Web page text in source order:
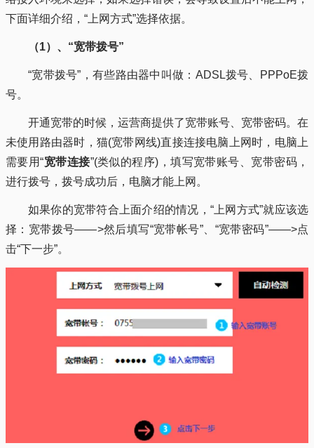
下面详细介绍，“上网方式”选择依据。
（1）、“宽带拨号”
“宽带拨号”，有些路由器中叫做：ADSL拨号、PPPoE拨
号。
开通宽带的时候，运营商提供了宽带账号、宽带密码。在
未使用路由器时，猫(宽带网线)直接连接电脑上网时，电脑上
需要用“宽带连接”(类似的程序)，填写宽带账号、宽带密码，
进行拨号，拨号成功后，电脑才能上网。
如果你的宽带符合上面介绍的情况，“上网方式”就应该选
择：宽带拨号——>然后填写“宽带帐号”、“宽带密码”——>点
击“下一步”。